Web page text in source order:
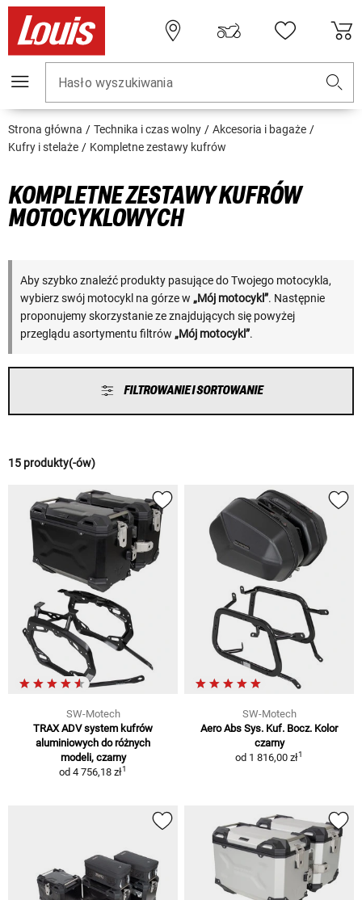
Hasło wyszukiwania
Strona główna Technika i czas wolny
Akcesoria i bagaże
Kufry i stelaże
Kompletne zestawy kufrów
KOMPLETNE ZESTAWY KUFRÓW
MOTOCYKLOWYCH
Aby szybko znaleźć produkty pasujące do Twojego motocykla,
wybierz swój motocykl na górze w „Mój motocykl”. Następnie
proponujemy skorzystanie ze znajdujących się powyżej
przeglądu asortymentu filtrów „Mój motocykl”.
FILTROWANIE I SORTOWANIE
15 produkty(-ów)
SW-Motech
TRAX ADV system kufrów
aluminiowych do różnych
modeli, czarny
od 4 756,18 zł1
SW-Motech
Aero Abs Sys. Kuf. Bocz. Kolor
czarny
od 1 816,00 zł1